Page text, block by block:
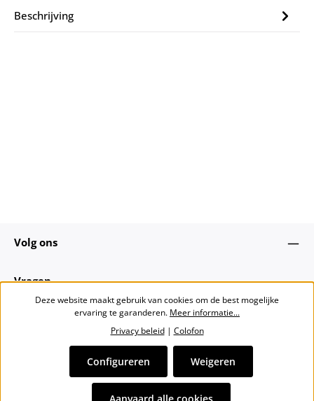
Beschrijving
Volg ons
Vragen
Alle prijzen incl. btw plusverzendkosten
Deze website maakt gebruik van cookies om de best mogelijke
ervaring te garanderen. Meer informatie...
Privacy beleid| Colofon
Weigeren
Configureren